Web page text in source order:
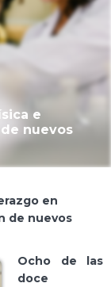
e
nuevos
en
de nuevos
Ocho de las
doce